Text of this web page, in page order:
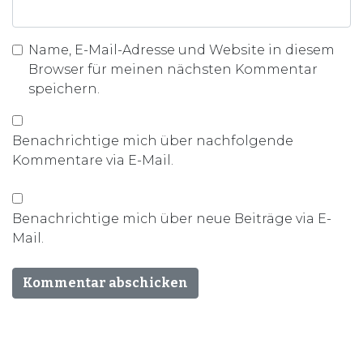
Name, E-Mail-Adresse und Website in diesem
Browser für meinen nächsten Kommentar
speichern.
Benachrichtige mich über nachfolgende
Kommentare via E-Mail.
Benachrichtige mich über neue Beiträge via E-
Mail.